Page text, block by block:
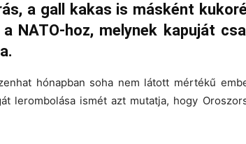
a gall kakas is másként
a NATO-hoz, melynek kapuját
hónapban soha nem látott mértékű
lerombolása ismét azt mutatja, hogy